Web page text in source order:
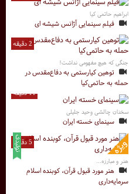
ابراهیم حاتمی کیا
فیلم سینمایی آژانس شیشه ای
2 دقیقه
جنگی که هیچ مفهومی نداشت!
توهین کیارستمی به دفاع‌مقدس در
حمله به حاتمی‌کیا
11 دقیقه
سخنان چالشی وحید جلیلی
سینمای خسته ایران
5 دقیقه
هنر و مبارزه...
هنر مورد قبول قرآن، کوبنده اسلام
سرمایه‌داری